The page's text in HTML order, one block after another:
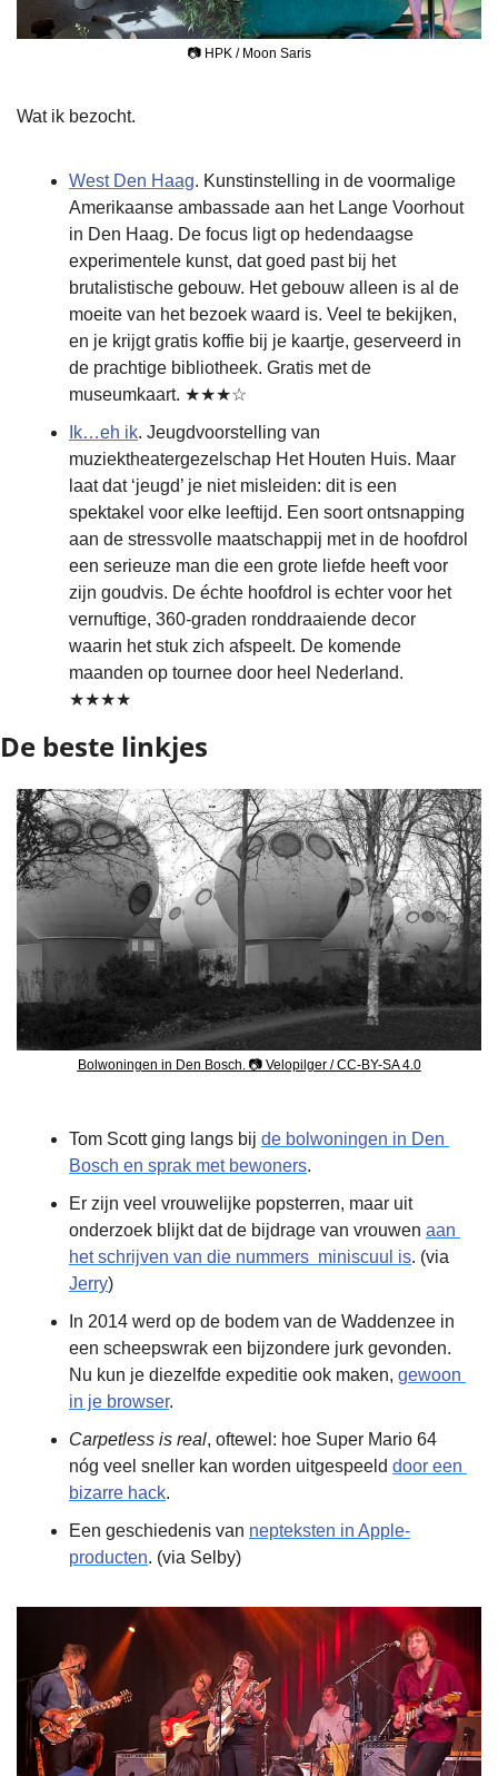
📷 HPK / Moon Saris
Wat ik bezocht.
West Den Haag. Kunstinstelling in de voormalige
Amerikaanse ambassade aan het Lange Voorhout
in Den Haag. De focus ligt op hedendaagse
experimentele kunst, dat goed past bij het
brutalistische gebouw. Het gebouw alleen is al de
moeite van het bezoek waard is. Veel te bekijken,
en je krijgt gratis koffie bij je kaartje, geserveerd in
de prachtige bibliotheek. Gratis met de
museumkaart. ★★★☆
Ik…eh ik. Jeugdvoorstelling van
muziektheatergezelschap Het Houten Huis. Maar
laat dat ‘jeugd’ je niet misleiden: dit is een
spektakel voor elke leeftijd. Een soort ontsnapping
aan de stressvolle maatschappij met in de hoofdrol
een serieuze man die een grote liefde heeft voor
zijn goudvis. De échte hoofdrol is echter voor het
vernuftige, 360-graden ronddraaiende decor
waarin het stuk zich afspeelt. De komende
maanden op tournee door heel Nederland.
★★★★
De beste linkjes
Bolwoningen in Den Bosch. 📷 Velopilger / CC-BY-SA 4.0
Tom Scott ging langs bij de bolwoningen in Den
Bosch en sprak met bewoners.
Er zijn veel vrouwelijke popsterren, maar uit
onderzoek blijkt dat de bijdrage van vrouwen aan
het schrijven van die nummers  miniscuul is
Jerry)
In 2014 werd op de bodem van de Waddenzee in
een scheepswrak een bijzondere jurk gevonden.
Nu kun je diezelfde expeditie ook maken, gewoon
in je browser.
Carpetless is real, oftewel: hoe Super Mario 64
nóg veel sneller kan worden uitgespeeld door een
bizarre hack.
Een geschiedenis van nepteksten in Apple-
producten. (via Selby)